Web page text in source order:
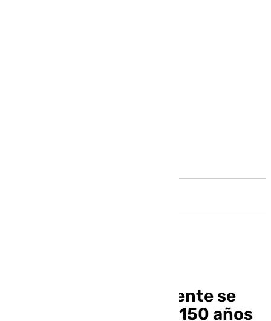
Las Penas de San Vicente se
reencuentra con sus 150 años